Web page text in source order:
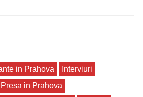
in Prahova
Interviuri
Presa in Prahova